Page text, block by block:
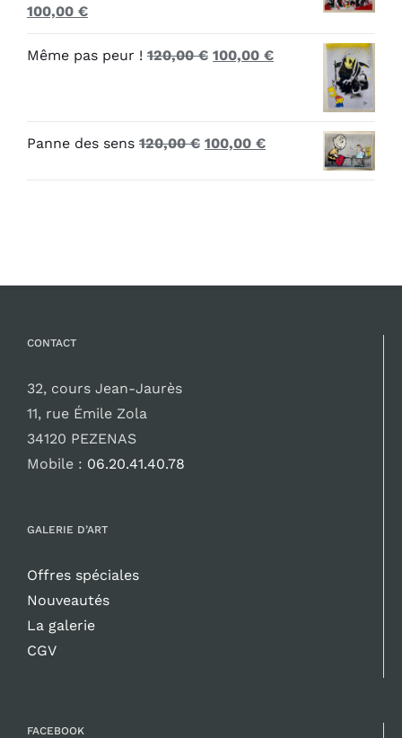
Le
initial
100,00 €Le
actuel
Même pas peur ! 120,00€ Le
120,00 €.
100,00 €Le
100,00 €.
Panne des sens 120,00€ Le
100,00 €Le
CONTACT
32, cours Jean-Jaurès
11, rue Émile Zola
34120 PEZENAS
Mobile : 06.20.41.40.78
GALERIE D’ART
Offres spéciales
Nouveautés
La galerie
CGV
FACEBOOK